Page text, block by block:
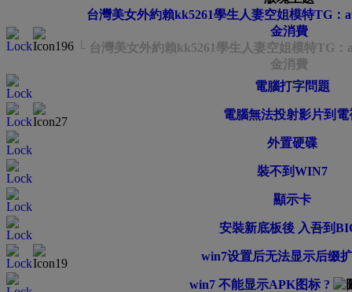
台灣美女外約賴kk5261學生人妻空姐模特TG：
金消費
└ 台灣美女外約賴kk5261學生人妻空姐模特TG：
金消費
電腦打字問題
電腦無法投射影片到電
外置硬碟
裝不到WIN7
顯示卡
安裝新底板後 入吾到
win7设置后无法显示后缀
win7 不能显示APK图标 ?